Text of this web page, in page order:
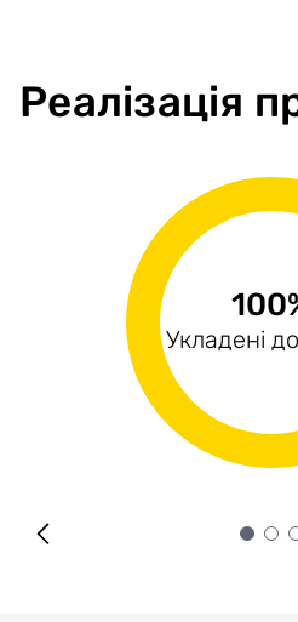
Реалізація
Укладені
Виконані
Оплачені